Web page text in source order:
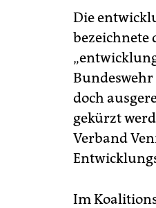
Die
bezeichnete
doch
gekürzt
Verband
Im